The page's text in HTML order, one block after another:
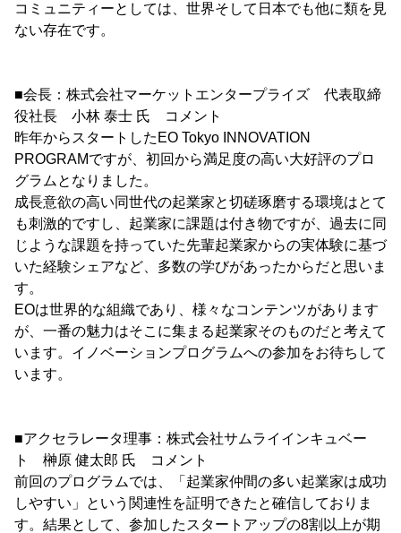
コミュニティーとしては、世界そして日本でも他に類を見
ない存在です。
■会長：株式会社マーケットエンタープライズ 代表取締
役社長 小林 泰士 氏 コメント
昨年からスタートしたEO Tokyo INNOVATION
PROGRAMですが、初回から満足度の高い大好評のプロ
グラムとなりました。
成長意欲の高い同世代の起業家と切磋琢磨する環境はとて
も刺激的ですし、起業家に課題は付き物ですが、過去に同
じような課題を持っていた先輩起業家からの実体験に基づ
いた経験シェアなど、多数の学びがあったからだと思いま
す。
EOは世界的な組織であり、様々なコンテンツがあります
が、一番の魅力はそこに集まる起業家そのものだと考えて
います。イノベーションプログラムへの参加をお待ちして
います。
■アクセラレータ理事：株式会社サムライインキュベー
ト 榊原 健太郎 氏 コメント
前回のプログラムでは、「起業家仲間の多い起業家は成功
しやすい」という関連性を証明できたと確信しておりま
す。結果として、参加したスタートアップの8割以上が期